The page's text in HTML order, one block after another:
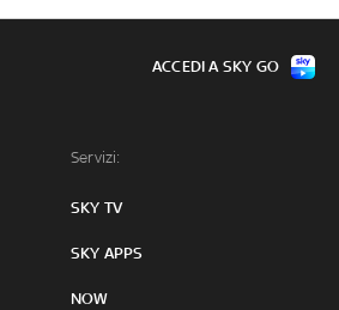
Servizi:
SKY TV
SKY APPS
NOW
ACCEDI A SKY GO